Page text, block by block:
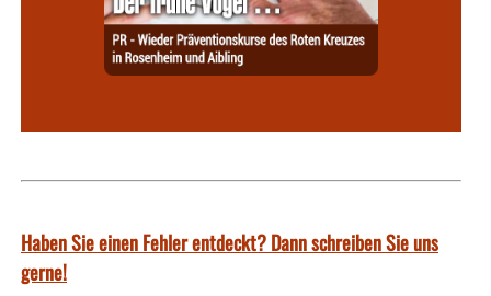
Haben Sie einen Fehler entdeckt? Dann schreiben Sie uns
gerne!